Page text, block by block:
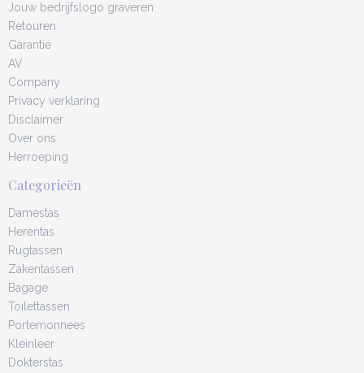
Jouw bedrijfslogo graveren
Retouren
Garantie
AV
Company
Privacy verklaring
Disclaimer
Over ons
Herroeping
Categorieën
Damestas
Herentas
Rugtassen
Zakentassen
Bagage
Toilettassen
Portemonnees
Kleinleer
Dokterstas